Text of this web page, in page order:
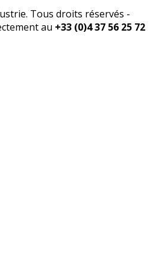
Tous droits réservés -
au +33 (0)4 37 56 25 72